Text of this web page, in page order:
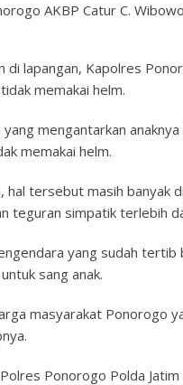
AKBP Catur C.
di lapangan, Kapolres
memakai helm.
mengantarkan
memakai helm.
hal tersebut masih banyak
teguran simpatik terlebih
yang sudah
sang anak.
masyarakat Ponorogo
Ponorogo Polda